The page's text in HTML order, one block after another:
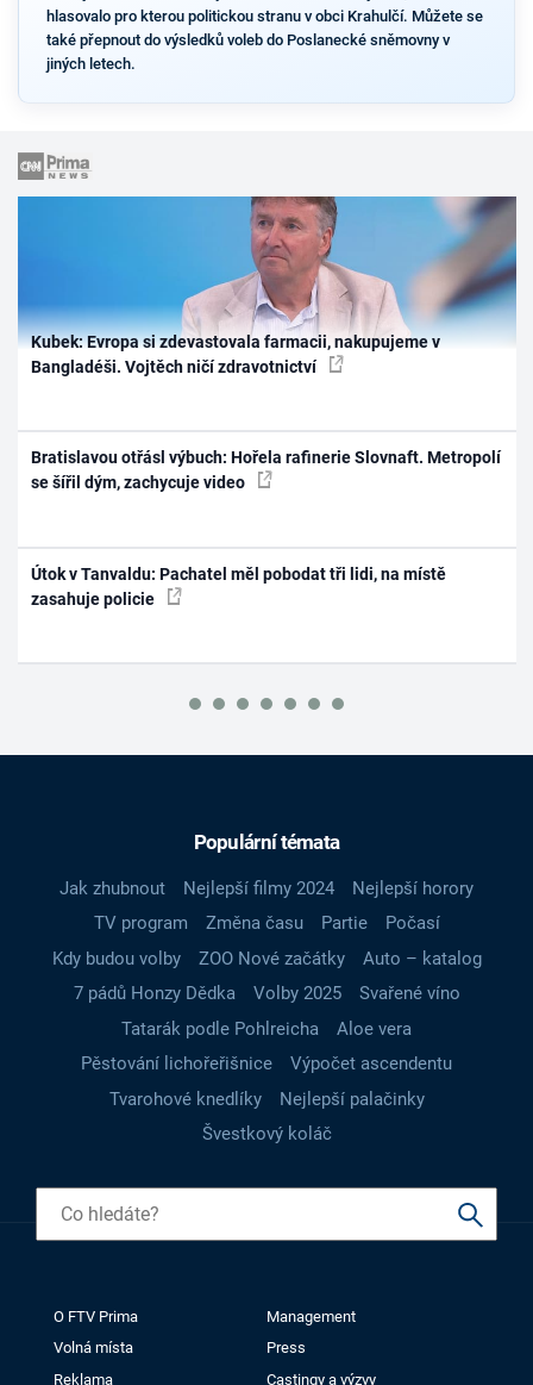
hlasovalo pro kterou politickou stranu v obci Krahulčí. Můžete se
také přepnout do výsledků voleb do Poslanecké sněmovny v
jiných letech.
Kubek: Evropa si zdevastovala farmacii, nakupujeme v
Bangladéši. Vojtěch ničí zdravotnictví
Bratislavou otřásl výbuch: Hořela rafinerie Slovnaft. Metropolí
se šířil dým, zachycuje video
Útok v Tanvaldu: Pachatel měl pobodat tři lidi, na místě
zasahuje policie
Populární témata
Jak zhubnout Nejlepší filmy 2024
Nejlepší horory
TV program
Změna času Partie
Počasí
Kdy budou volby
ZOO Nové začátky
Auto – katalog
7 pádů Honzy Dědka
Volby 2025
Svařené víno
Tatarák podle Pohlreicha
Aloe vera
Pěstování lichořeřišnice
Výpočet ascendentu
Tvarohové knedlíky
Nejlepší palačinky
Švestkový koláč
O FTV Prima
Management
Volná místa
Press
Reklama
Castingy a výzvy